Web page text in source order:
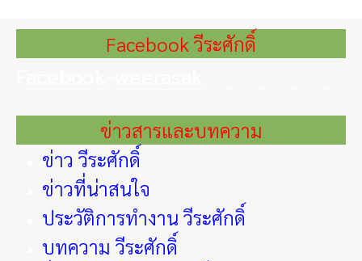
Facebook วีระศักดิ์
ข่าวสารและบทความ
ข่าว วีระศักดิ์
ข่าวที่น่าสนใจ
ประวัติการทำงาน วีระศักดิ์
บทความ วีระศักดิ์